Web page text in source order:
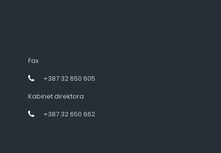
Fax
+387 32 650 605
Kabinet direktora
+387 32 650 662